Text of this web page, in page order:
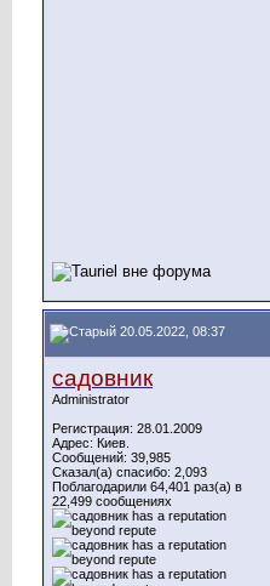
20.05.2022, 08:37
садовник
Administrator
Регистрация: 28.01.2009
Адрес: Киев.
Сообщений: 39,985
Сказал(а) спасибо: 2,093
Поблагодарили 64,401 раз(а) в
22,499 сообщениях